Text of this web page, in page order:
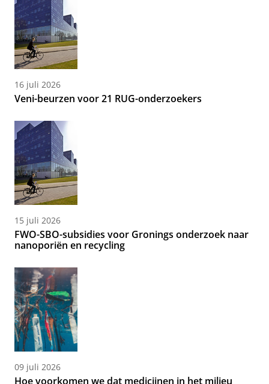
16 juli 2026
Veni-beurzen voor 21 RUG-onderzoekers
15 juli 2026
FWO-SBO-subsidies voor Gronings onderzoek naar
nanoporiën en recycling
09 juli 2026
Hoe voorkomen we dat medicijnen in het milieu